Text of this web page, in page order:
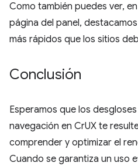
Como también puedes ver,
página del panel,
más rápidos que los sitios
Conclusión
Esperamos que los
navegación en CrUX te
comprender y optimizar el
Cuando se garantiza un uso